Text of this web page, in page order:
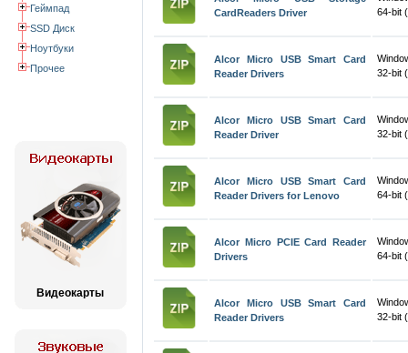
Геймпад
SSD Диск
Ноутбуки
Прочее
Видеокарты
CardReaders Driver
64-bit
Alcor Micro USB Smart Card
Reader Drivers
32-bit
Alcor Micro USB Smart Card
Reader Driver
32-bit
Alcor Micro USB Smart Card
Reader Drivers for Lenovo
64-bit
Alcor Micro PCIE Card Reader
Drivers
64-bit
Alcor Micro USB Smart Card
Reader Drivers
32-bit